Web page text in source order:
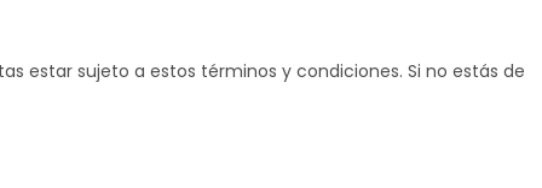
estar sujeto a estos términos y condiciones. Si no estás de